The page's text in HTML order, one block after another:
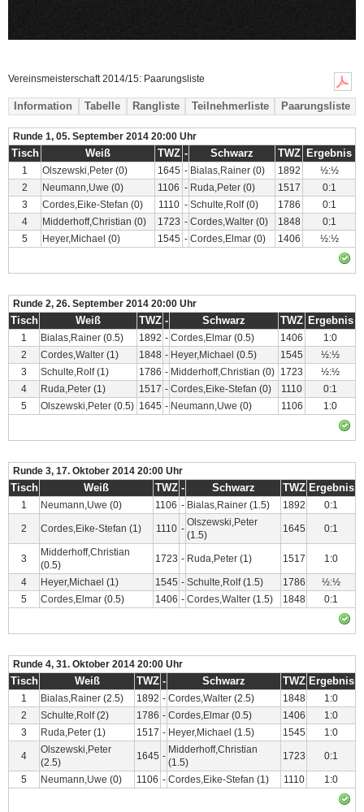
Vereinsmeisterschaft 2014/15: Paarungsliste
Information Tabelle Rangliste Teilnehmerliste Paarungsliste
Runde 1, 05. September 2014 20:00 Uhr
Tisch Weiß TWZ - Schwarz TWZ Ergebnis
1 Olszewski,Peter (0) 1645 - Bialas,Rainer (0) 1892
½:½
2
Neumann,Uwe (0) 1106 - Ruda,Peter (0) 1517
0:1
3
Cordes,Eike-Stefan (0) 1110 - Schulte,Rolf(0) 1786
0:1
4
Midderhoff,Christian (0) 1723 - Cordes,Walter (0) 1848
0:1
5
Heyer,Michael (0) 1545 - Cordes,Elmar (0) 1406 ½:½
Runde 2, 26. September 2014 20:00 Uhr
Tisch Weiß TWZ - Schwarz TWZ Ergebnis
1 Bialas,Rainer (0.5) 1892 - Cordes,Elmar (0.5) 1406
1:0
2
Cordes,Walter (1) 1848 - Heyer,Michael (0.5) 1545
½:½
3
Schulte,Rolf(1) 1786 - Midderhoff,Christian (0) 1723
½:½
4
Ruda,Peter (1) 1517 - Cordes,Eike-Stefan (0) 1110
0:1
5
Olszewski,Peter (0.5) 1645 - Neumann,Uwe (0) 1106 1:0
Runde 3, 17. Oktober 2014 20:00 Uhr
Tisch Weiß TWZ - Schwarz TWZ Ergebnis
1 Neumann,Uwe (0) 1106 - Bialas,Rainer (1.5) 1892 0:1
2 Cordes,Eike-Stefan (1) 1110 -
Olszewski,Peter
(1.5)
1645 0:1
3
Midderhoff,Christian
(0.5)
1723 - Ruda,Peter (1) 1517 1:0
4 Heyer,Michael (1) 1545 - Schulte,Rolf(1.5) 1786
½:½
5
Cordes,Elmar (0.5) 1406 - Cordes,Walter (1.5) 1848 0:1
Runde 4, 31. Oktober 2014 20:00 Uhr
Tisch Weiß TWZ - Schwarz TWZ Ergebnis
1 Bialas,Rainer (2.5) 1892 - Cordes,Walter (2.5) 1848
1:0
2
Schulte,Rolf(2) 1786 - Cordes,Elmar (0.5) 1406
1:0
3
Ruda,Peter (1) 1517 - Heyer,Michael (1.5) 1545 1:0
4
Olszewski,Peter
(2.5)
1645 -
Midderhoff,Christian
(1.5)
1723 0:1
5 Neumann,Uwe (0) 1106 - Cordes,Eike-Stefan (1) 1110 1:0